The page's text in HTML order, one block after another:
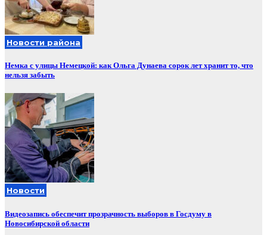
Новости района
Немка с улицы Немецкой: как Ольга Дунаева сорок лет хранит то, что
нельзя забыть
Новости
Видеозапись обеспечит прозрачность выборов в Госдуму в
Новосибирской области